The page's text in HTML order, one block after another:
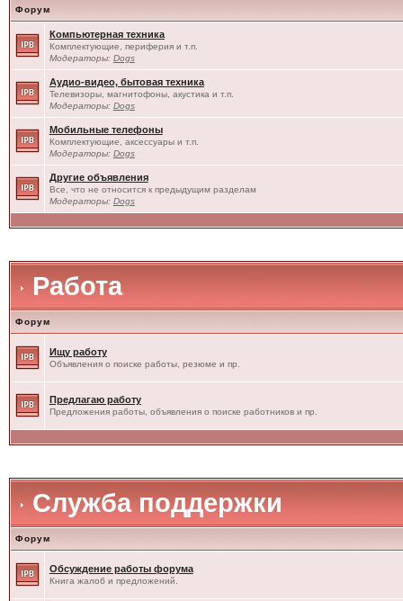
Форум
Компьютерная техника
Комплектующие, периферия и т.п.
Модераторы: Dogs
Аудио-видео, бытовая техника
Телевизоры, магнитофоны, акустика и т.п.
Модераторы: Dogs
Мобильные телефоны
Комплектующие, аксессуары и т.п.
Модераторы: Dogs
Другие объявления
Все, что не относится к предыдущим разделам
Модераторы: Dogs
Работа
Форум
Ищу работу
Объявления о поиске работы, резюме и пр.
Предлагаю работу
Предложения работы, объявления о поиске работников и пр.
Служба поддержки
Форум
Обсуждение работы форума
Книга жалоб и предложений.